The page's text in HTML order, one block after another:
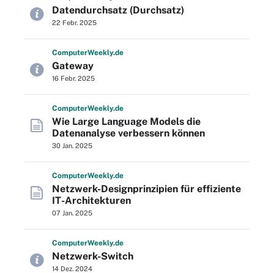
Datendurchsatz (Durchsatz)
22 Febr. 2025
ComputerWeekly.de
Gateway
16 Febr. 2025
ComputerWeekly.de
Wie Large Language Models die
Datenanalyse verbessern können
30 Jan. 2025
ComputerWeekly.de
Netzwerk-Designprinzipien für effiziente
IT-Architekturen
07 Jan. 2025
ComputerWeekly.de
Netzwerk-Switch
14 Dez. 2024